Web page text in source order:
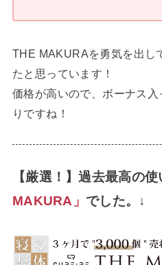
THE MAKURAを勇気を出し
たと思っています！
価格が高いので、ボーナス
りですね！
【厳選！】過去最高の使
MAKURA」 でした。↓